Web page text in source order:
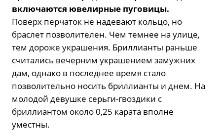
включаются ювелирные пуговицы.
Поверх перчаток не надевают кольцо, но
браслет позволителен. Чем темнее на улице,
тем дороже украшения. Бриллианты раньше
считались вечерним украшением замужних
дам, однако в последнее время стало
позволительно носить бриллианты и днем. На
молодой девушке серьги-гвоздики с
бриллиантом около 0,25 карата вполне
уместны.